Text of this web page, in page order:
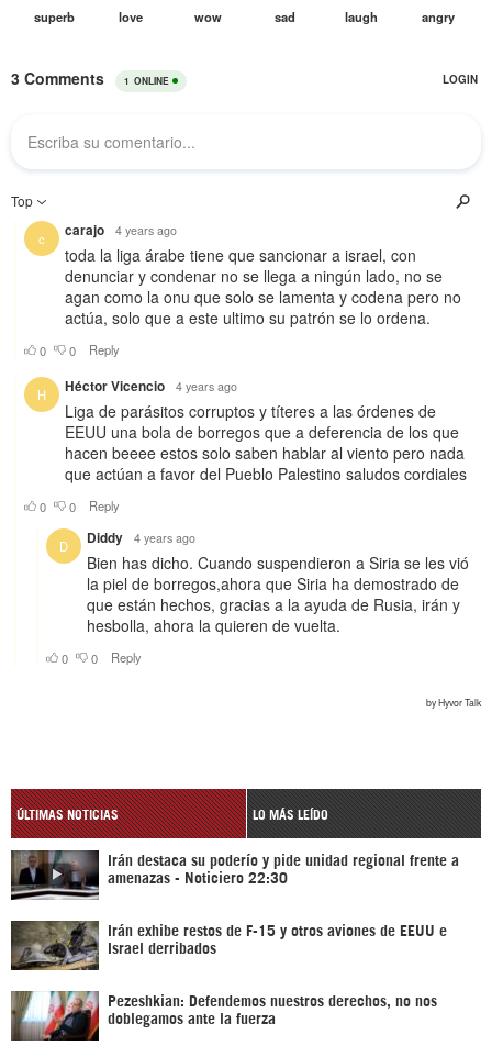
ÚLTIMAS NOTICIAS LO MÁS LEÍDO
Irán destaca su poderío y pide unidad regional frente a
amenazas - Noticiero 22:30
Irán exhibe restos de F-15 y otros aviones de EEUU e
Israel derribados
Pezeshkian: Defendemos nuestros derechos, no nos
doblegamos ante la fuerza